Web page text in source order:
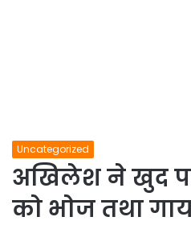
Uncategorized
अखिलेश ने खुद
को भोज तथा